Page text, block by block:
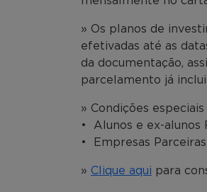
» Os planos de
efetivadas até as
da documentação,
parcelamento já inclui
» Condições especiais
• Alunos e ex-alunos
• Empresas
» Clique aqui para